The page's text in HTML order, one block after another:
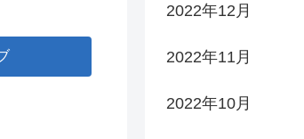
2022年12月
2022年11月
2022年10月